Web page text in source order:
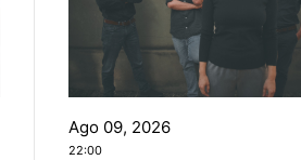
Ago 09, 2026
22:00